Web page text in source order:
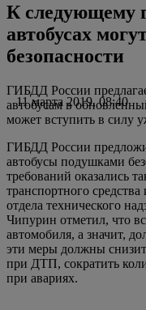
К следующему
автобусах
безопасности
11 марта 2019, 08:40
ГИБДД России
автобусам в
может вступить в силу
ГИБДД России
автобусы подушками
требований оказались
транспортного
отдела технического
Чипурин отметил, что
автомобиля, а значит,
эти меры должны
при ДТП, сократить
при авариях.